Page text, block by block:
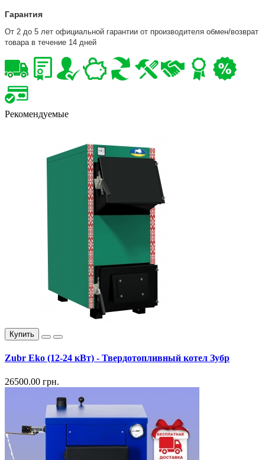
Гарантия
От 2 до 5 лет официальной гарантии от производителя обмен/возврат
товара в течение 14 дней
Рекомендуемые
Купить
Zubr Eko (12-24 кВт) - Твердотопливный котел Зубр
26500.00 грн.